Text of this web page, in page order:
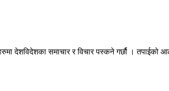
देशविदेशका समाचार र विचार पस्कने गर्छौ ।